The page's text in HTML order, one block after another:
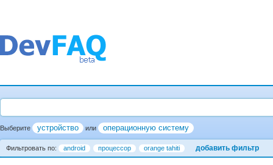
Выберите устройство или операционную систему
Фильтровать по: android процессор orange tahiti добавить фильтр